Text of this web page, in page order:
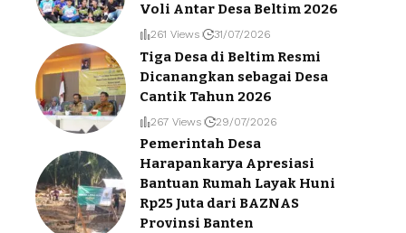
Voli Antar Desa Beltim 2026
261 Views 31/07/2026
Tiga Desa di Beltim Resmi
Dicanangkan sebagai Desa
Cantik Tahun 2026
267 Views 29/07/2026
Pemerintah Desa
Harapankarya Apresiasi
Bantuan Rumah Layak Huni
Rp25 Juta dari BAZNAS
Provinsi Banten